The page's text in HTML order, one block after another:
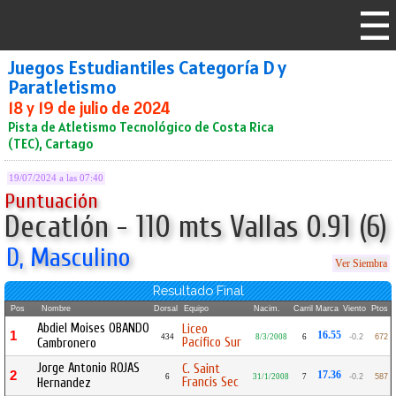
Juegos Estudiantiles Categoría D y
Paratletismo
18 y 19 de julio de 2024
Pista de Atletismo Tecnológico de Costa Rica
(TEC), Cartago
19/07/2024 a las 07:40
Puntuación
Decatlón - 110 mts Vallas 0.91 (6)
D, Masculino Ver Siembra
Resultado Final
Pos Nombre Dorsal Equipo Nacim. Carril Marca Viento Ptos
1
Abdiel Moises OBANDO
Cambronero
434
Liceo
Pacífico Sur
8/3/2008 6 16.55 -0.2 672
2
Jorge Antonio ROJAS
Hernandez
6
C. Saint
Francis Sec
31/1/2008 7 17.36 -0.2 587